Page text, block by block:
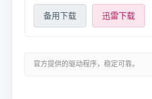
备用下载 迅雷下载
官方提供的驱动程序，稳定可靠。